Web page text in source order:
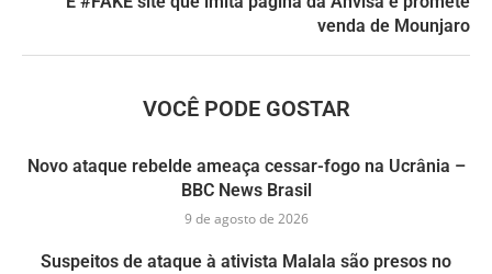
venda de Mounjaro
VOCÊ PODE GOSTAR
Novo ataque rebelde ameaça cessar-fogo na Ucrânia –
BBC News Brasil
9 de agosto de 2026
Suspeitos de ataque à ativista Malala são presos no